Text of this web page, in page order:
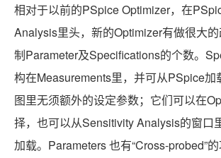
相对于以前的PSpice Optimizer，在
Analysis里头，新的Optimizer有做很大
制Parameter及Specifications的个数。
构在Measurements里，并可从PSpice加
图里无须额外的设定参数；它们可以在
择，也可以从Sensitivity Analysis的窗口
加载。Parameters 也有“Cross-probed”